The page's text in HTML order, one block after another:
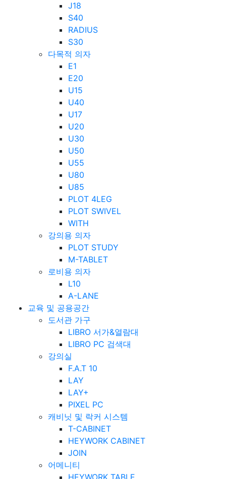
J18
S40
RADIUS
S30
다목적 의자
E1
E20
U15
U40
U17
U20
U30
U50
U55
U80
U85
PLOT 4LEG
PLOT SWIVEL
WITH
강의용 의자
PLOT STUDY
M-TABLET
로비용 의자
L10
A-LANE
교육 및 공용공간
도서관 가구
LIBRO 서가&열람대
LIBRO PC 검색대
강의실
F.A.T 10
LAY
LAY+
PIXEL PC
캐비닛 및 락커 시스템
T-CABINET
HEYWORK CABINET
JOIN
어메니티
HEYWORK TABLE